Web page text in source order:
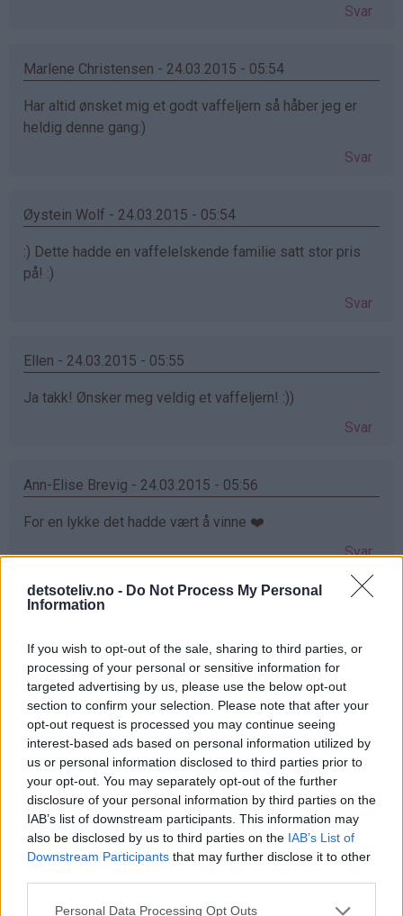
detsoteliv.no - Do Not Process My Personal
Information
If you wish to opt-out of the sale, sharing to third parties, or
processing of your personal or sensitive information for
targeted advertising by us, please use the below opt-out
section to confirm your selection. Please note that after your
opt-out request is processed you may continue seeing
interest-based ads based on personal information utilized by
us or personal information disclosed to third parties prior to
your opt-out. You may separately opt-out of the further
disclosure of your personal information by third parties on the
IAB’s list of downstream participants. This information may
also be disclosed by us to third parties on the IAB’s List of
Downstream Participants that may further disclose it to other
Personal Data Processing Opt Outs
Svar
Marlene Christensen - 24.03.2015 - 05:54
Har altid ønsket mig et godt vaffeljern så håber jeg er
heldig denne gang:)
Svar
Øystein Wolf - 24.03.2015 - 05:54
:) Dette hadde en vaffelelskende familie satt stor pris
på! :)
Svar
Ellen - 24.03.2015 - 05:55
Ja takk! Ønsker meg veldig et vaffeljern! :))
Svar
Ann-Elise Brevig - 24.03.2015 - 05:56
For en lykke det hadde vært å vinne ❤️
Svar
Maya - 24.03.2015 - 05:56
Det hadde vært fantastisk da den minste jenta vår har
fått cøliaki og ikke kan bruke samme vaffeljern som
resten av familien!
Lena-Marie Tørresvold - 24.03.2015 - 05:56
Det hadde vært supert å vinne dette!
Svar